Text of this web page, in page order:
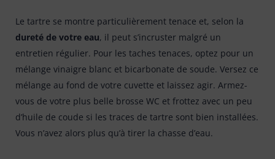
Le tartre se montre particulièrement tenace et, selon la
dureté de votre eau, il peut s’incruster malgré un
entretien régulier. Pour les taches tenaces, optez pour un
mélange vinaigre blanc et bicarbonate de soude. Versez ce
mélange au fond de votre cuvette et laissez agir. Armez-
vous de votre plus belle brosse WC et frottez avec un peu
d’huile de coude si les traces de tartre sont bien installées.
Vous n’avez alors plus qu’à tirer la chasse d’eau.